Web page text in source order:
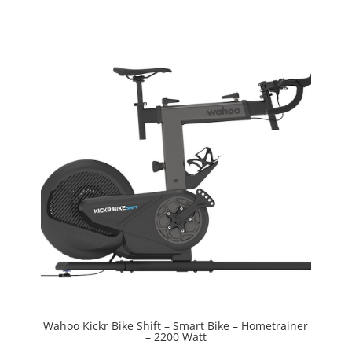
Wahoo Kickr Bike Shift – Smart Bike – Hometrainer
– 2200 Watt